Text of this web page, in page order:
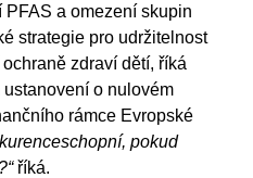
a omezení skupin
strategie pro udržitelnost
zdraví dětí, říká
o nulovém
rámce Evropské
pokud
říká.